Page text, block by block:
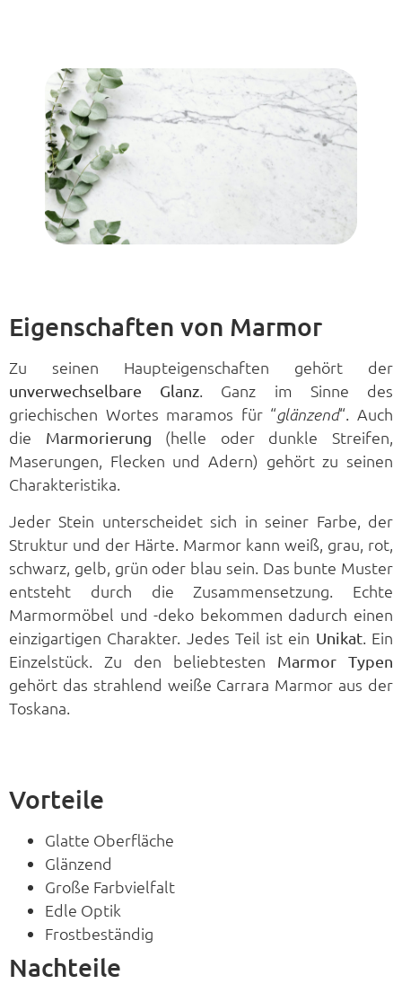
Eigenschaften von Marmor
Zu seinen Haupteigenschaften gehört der
unverwechselbare Glanz. Ganz im Sinne des
griechischen Wortes maramos für “glänzend“. Auch
die
Marmorierung (helle oder dunkle Streifen,
Maserungen, Flecken und Adern) gehört zu seinen
Charakteristika.
Jeder Stein unterscheidet sich in seiner Farbe, der
Struktur und der Härte. Marmor kann weiß, grau, rot,
schwarz, gelb, grün oder blau sein. Das bunte Muster
entsteht durch die Zusammensetzung. Echte
Marmormöbel und -deko bekommen dadurch einen
einzigartigen Charakter. Jedes Teil ist ein Unikat. Ein
Einzelstück. Zu den beliebtesten Marmor Typen
gehört das strahlend weiße Carrara Marmor aus der
Toskana.
Vorteile
Glatte Oberfläche
Glänzend
Große Farbvielfalt
Edle Optik
Frostbeständig
Nachteile